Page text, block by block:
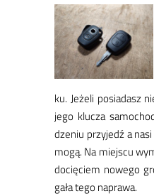
ku. Je­że­li po­sia­dasz
je­go klu­cza
dze­niu przy­jedź a
mo­gą. Na miej­scu
do­cię­ciem no­we­go
ga­ła te­go na­pra­wa.